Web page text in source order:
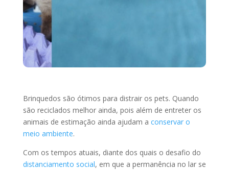
Brinquedos são ótimos para distrair os pets. Quando
são reciclados melhor ainda, pois além de entreter os
animais de estimação ainda ajudam a conservar o
meio ambiente.
Com os tempos atuais, diante dos quais o desafio do
distanciamento social, em que a permanência no lar se